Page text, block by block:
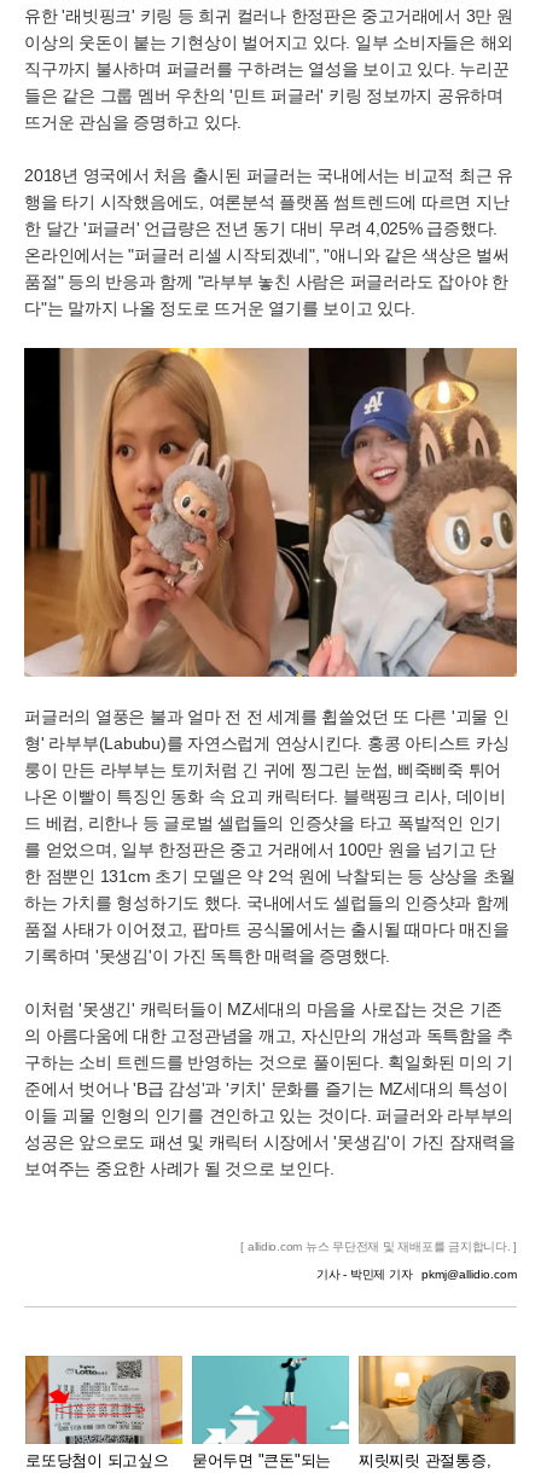
유한 '래빗핑크' 키링 등 희귀 컬러나 한정판은 중고거래에서 3만 원
이상의 웃돈이 붙는 기현상이 벌어지고 있다. 일부 소비자들은 해외
직구까지 불사하며 퍼글러를 구하려는 열성을 보이고 있다. 누리꾼
들은 같은 그룹 멤버 우찬의 '민트 퍼글러' 키링 정보까지 공유하며
뜨거운 관심을 증명하고 있다.
2018년 영국에서 처음 출시된 퍼글러는 국내에서는 비교적 최근 유
행을 타기 시작했음에도, 여론분석 플랫폼 썸트렌드에 따르면 지난
한 달간 '퍼글러' 언급량은 전년 동기 대비 무려 4,025% 급증했다.
온라인에서는 "퍼글러 리셀 시작되겠네", "애니와 같은 색상은 벌써
품절" 등의 반응과 함께 "라부부 놓친 사람은 퍼글러라도 잡아야 한
다"는 말까지 나올 정도로 뜨거운 열기를 보이고 있다.
퍼글러의 열풍은 불과 얼마 전 전 세계를 휩쓸었던 또 다른 '괴물 인
형' 라부부(Labubu)를 자연스럽게 연상시킨다. 홍콩 아티스트 카싱
룽이 만든 라부부는 토끼처럼 긴 귀에 찡그린 눈썹, 삐죽삐죽 튀어
나온 이빨이 특징인 동화 속 요괴 캐릭터다. 블랙핑크 리사, 데이비
드 베컴, 리한나 등 글로벌 셀럽들의 인증샷을 타고 폭발적인 인기
를 얻었으며, 일부 한정판은 중고 거래에서 100만 원을 넘기고 단
한 점뿐인 131cm 초기 모델은 약 2억 원에 낙찰되는 등 상상을 초월
하는 가치를 형성하기도 했다. 국내에서도 셀럽들의 인증샷과 함께
품절 사태가 이어졌고, 팝마트 공식몰에서는 출시될 때마다 매진을
기록하며 '못생김'이 가진 독특한 매력을 증명했다.
이처럼 '못생긴' 캐릭터들이 MZ세대의 마음을 사로잡는 것은 기존
의 아름다움에 대한 고정관념을 깨고, 자신만의 개성과 독특함을 추
구하는 소비 트렌드를 반영하는 것으로 풀이된다. 획일화된 미의 기
준에서 벗어나 'B급 감성'과 '키치' 문화를 즐기는 MZ세대의 특성이
이들 괴물 인형의 인기를 견인하고 있는 것이다. 퍼글러와 라부부의
성공은 앞으로도 패션 및 캐릭터 시장에서 '못생김'이 가진 잠재력을
보여주는 중요한 사례가 될 것으로 보인다.
[ allidio.com 뉴스 무단전재 및 재배포를 금지합니다. ]
기사 - 박민제 기자 pkmj@allidio.com
로또당첨이 되고싶으
묻어두면 "큰돈"되는
찌릿찌릿 관절통증,